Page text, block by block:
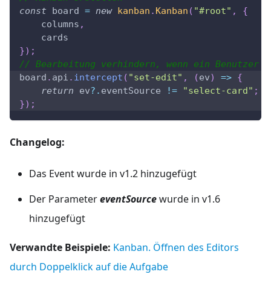
const board = new kanban . Kanban ( "#root" ,
{
    columns
,
    cards
}) ;
// Bearbeitung verhindern, wenn ein Benutzer
board . api . intercept ( "set-edit" , (ev) => {
return ev?. eventSource != "select-card" ;
}) ;
Changelog:
Das Event wurde in v1.2 hinzugefügt
Der ParametereventSourcewurde in v1.6
hinzugefügt
Verwandte Beispiele: Kanban. Öffnen des Editors
durch Doppelklick auf die Aufgabe